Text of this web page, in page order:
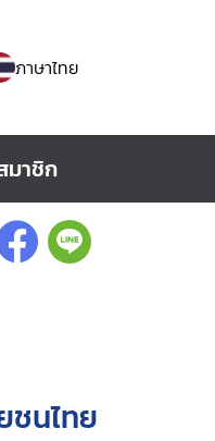
ภาษาไทย
มาชิก
นไทย